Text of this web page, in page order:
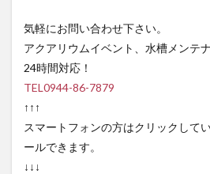
気軽にお問い合わせ下さい。
アクアリウムイベント、水槽メンテ
24時間対応！
TEL0944-86-7879
↑↑↑
スマートフォンの方はクリックして
ールできます。
↓↓↓